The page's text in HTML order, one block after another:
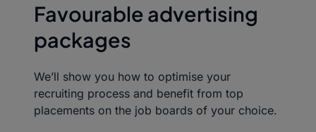
Favourable advertising
packages
We’ll show you how to optimise your
recruiting process and benefit from top
placements on the job boards of your choice.